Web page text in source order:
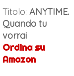
Titolo: ANYTIME.
Quando tu
vorrai
Ordina su
Amazon